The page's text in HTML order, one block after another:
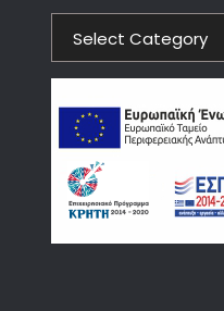
Κατηγορίες
Post